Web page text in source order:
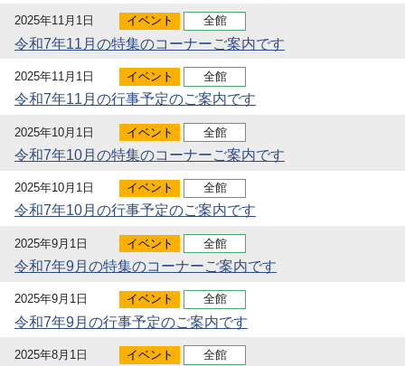
2025年11月1日 イベント 全館
令和7年11月の特集のコーナーご案内です
2025年11月1日 イベント 全館
令和7年11月の行事予定のご案内です
2025年10月1日 イベント 全館
令和7年10月の特集のコーナーご案内です
2025年10月1日 イベント 全館
令和7年10月の行事予定のご案内です
2025年9月1日 イベント 全館
令和7年9月の特集のコーナーご案内です
2025年9月1日 イベント 全館
令和7年9月の行事予定のご案内です
2025年8月1日 イベント 全館